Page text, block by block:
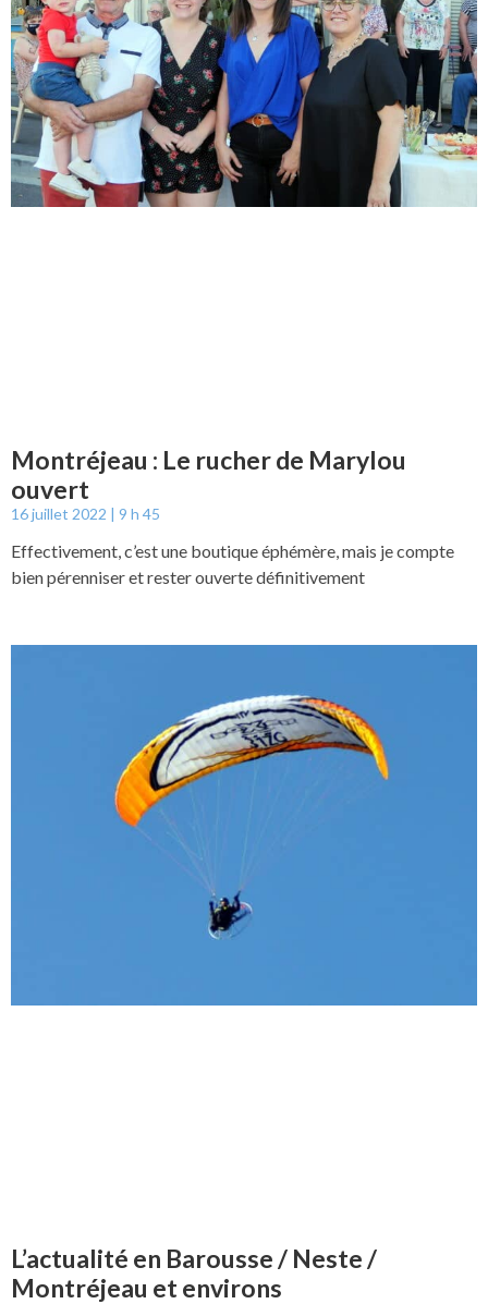
Montréjeau : Le rucher de Marylou
ouvert
16 juillet 2022 9 h 45
Effectivement, c’est une boutique éphémère, mais je compte
bien pérenniser et rester ouverte définitivement
L’actualité en Barousse / Neste /
Montréjeau et environs